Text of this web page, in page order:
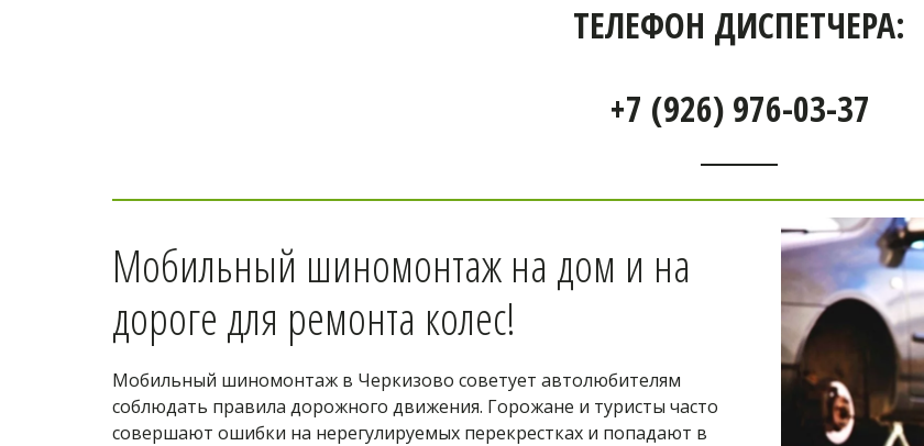
ТЕЛЕФОН ДИСПЕТЧЕРА:
+7 (926) 976-03-37
Мобильный шиномонтаж на дом и на
дороге для ремонта колес!
Мобильный шиномонтаж в Черкизово советует автолюбителям
соблюдать правила дорожного движения. Горожане и туристы часто
совершают ошибки на нерегулируемых перекрестках и попадают в